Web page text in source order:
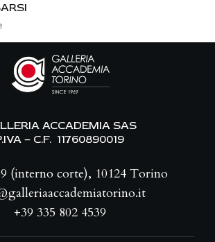
ACCADEMIA SAS
– C.F. 11760890019
(interno corte), 10124 Torino
+39 335 802 4539